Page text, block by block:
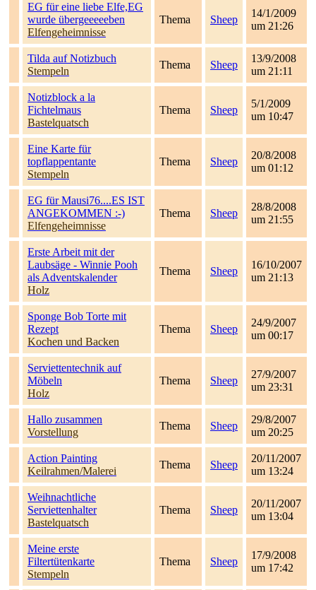
EG für eine liebe Elfe,EG
wurde übergeeeeeben
Elfengeheimnisse
Thema Sheep
14/1/2009
um 21:26
Tilda auf Notizbuch
Stempeln
Thema Sheep
13/9/2008
um 21:11
Notizblock a la
Fichtelmaus
Bastelquatsch
Thema Sheep
5/1/2009
um 10:47
Eine Karte für
topflappentante
Stempeln
Thema Sheep
20/8/2008
um 01:12
EG für Mausi76....ES IST
ANGEKOMMEN :-)
Elfengeheimnisse
Thema Sheep
28/8/2008
um 21:55
Erste Arbeit mit der
Laubsäge - Winnie Pooh
als Adventskalender
Holz
Thema Sheep
16/10/2007
um 21:13
Sponge Bob Torte mit
Rezept
Kochen und Backen
Thema Sheep
24/9/2007
um 00:17
Serviettentechnik auf
Möbeln
Holz
Thema Sheep
27/9/2007
um 23:31
Hallo zusammen
Vorstellung
Thema Sheep
29/8/2007
um 20:25
Action Painting
Keilrahmen/Malerei
Thema Sheep
20/11/2007
um 13:24
Weihnachtliche
Serviettenhalter
Bastelquatsch
Thema Sheep
20/11/2007
um 13:04
Meine erste
Filtertütenkarte
Stempeln
Thema Sheep
17/9/2008
um 17:42